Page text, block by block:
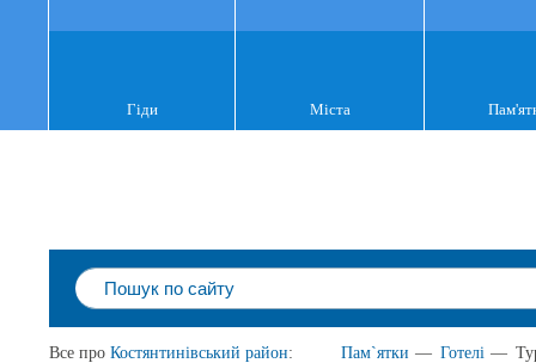
Гіди Міста
Все про Костянтинівський район: Пам`ятки — Готелі —